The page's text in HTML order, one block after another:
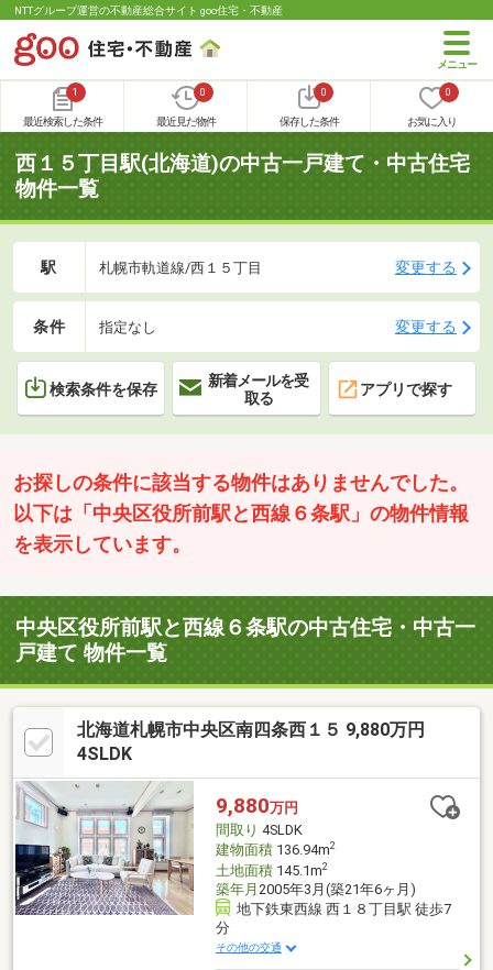
NTTグループ運営の不動産総合サイト goo住宅・不動産
1
最近検索した条件
0
最近見た物件
0
保存した条件
0
お気に入り
西１５丁目駅(北海道)の中古一戸建て・中古住宅
物件一覧
駅 札幌市軌道線/西１５丁目 変更する
条件 指定なし 変更する
検索条件を保存
新着メールを受
取る
アプリで探す
お探しの条件に該当する物件はありませんでした。
以下は「中央区役所前駅と西線６条駅」の物件情報
を表示しています。
中央区役所前駅と西線６条駅の中古住宅・中古一
戸建て 物件一覧
北海道札幌市中央区南四条西１５ 9,880万円
4SLDK
9,880万円
間取り 4SLDK
建物面積136.94m2
土地面積145.1m2
築年月 2005年3月(築21年6ヶ月)
地下鉄東西線 西１８丁目駅 徒歩7
分
その他の交通